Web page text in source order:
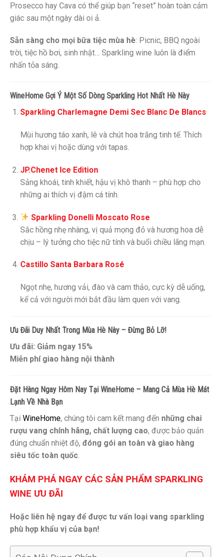
Prosecco hay Cava có thể giúp bạn “reset” hoàn toàn cảm
giác sau một ngày dài oi ả.
Sẵn sàng cho mọi bữa tiệc mùa hè: Picnic, BBQ ngoài
trời, tiệc hồ bơi, sinh nhật… Sparkling wine luôn là điểm
nhấn tỏa sáng.
WineHome Gợi Ý Một Số Dòng Sparkling Hot Nhất Hè Này
Sparkling Charlemagne Demi Sec Blanc De Blancs
Mùi hương táo xanh, lê và chút hoa trắng tinh tế. Thích
hợp khai vị hoặc dùng với tapas.
JP.Chenet Ice Edition
Sảng khoái, tinh khiết, hậu vị khô thanh – phù hợp cho
những ai thích vị đậm cá tính.
Sparkling Donelli Moscato Rose
Sắc hồng nhẹ nhàng, vị quả mọng đỏ và hương hoa dễ
chịu – lý tưởng cho tiệc nữ tính và buổi chiều lãng mạn.
Castillo Santa Barbara Rosé
Ngọt nhẹ, hương vải, đào và cam thảo, cực kỳ dễ uống,
kể cả với người mới bắt đầu làm quen với vang.
Ưu Đãi Duy Nhất Trong Mùa Hè Này – Đừng Bỏ Lỡ!
Ưu đãi: Giảm ngay 15%
Miễn phí giao hàng nội thành
Đặt Hàng Ngay Hôm Nay Tại WineHome – Mang Cả Mùa Hè Mát
Lạnh Về Nhà Bạn
Tại WineHome, chúng tôi cam kết mang đến những chai
rượu vang chính hãng, chất lượng cao, được bảo quản
đúng chuẩn nhiệt độ, đóng gói an toàn và giao hàng
siêu tốc toàn quốc.
KHÁM PHÁ NGAY CÁC SẢN PHẨM SPARKLING
WINE ƯU ĐÃI
Hoặc liên hệ ngay để được tư vấn loại vang sparkling
phù hợp khẩu vị của bạn!